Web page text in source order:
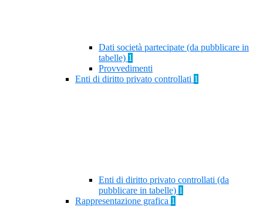
Dati società partecipate (da pubblicare in
tabelle) 1
Provvedimenti
Enti di diritto privato controllati 1
Enti di diritto privato controllati (da
pubblicare in tabelle) 1
Rappresentazione grafica 1